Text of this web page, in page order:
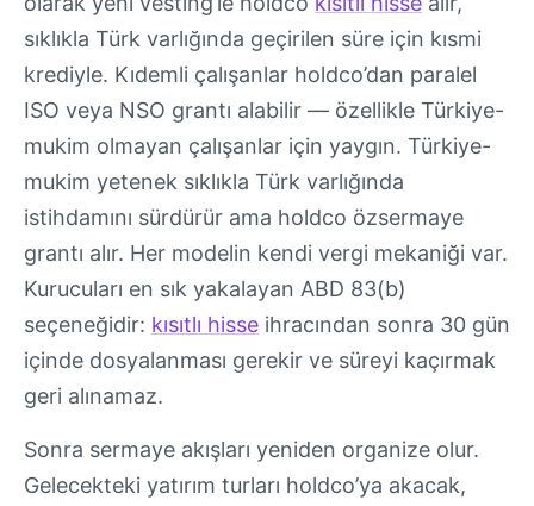
sıklıkla Türk varlığında geçirilen süre için kısmi
krediyle. Kıdemli çalışanlar holdco’dan paralel
ISO veya NSO grantı alabilir — özellikle Türkiye-
mukim olmayan çalışanlar için yaygın. Türkiye-
mukim yetenek sıklıkla Türk varlığında
istihdamını sürdürür ama holdco özsermaye
grantı alır. Her modelin kendi vergi mekaniği var.
Kurucuları en sık yakalayan ABD 83(b)
seçeneğidir: kısıtlı hisse ihracından sonra 30 gün
içinde dosyalanması gerekir ve süreyi kaçırmak
geri alınamaz.
Sonra sermaye akışları yeniden organize olur.
Gelecekteki yatırım turları holdco’ya akacak,